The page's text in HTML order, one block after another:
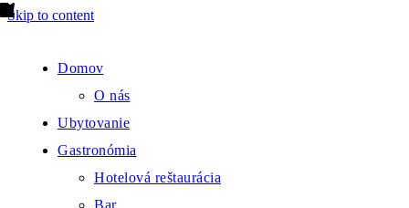
Skip to content
Domov
O nás
Ubytovanie
Gastronómia
Hotelová reštaurácia
Bar